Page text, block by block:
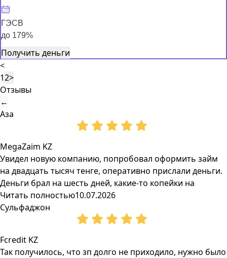
ГЭСВ
до 179%
Получить деньги
<
12>
Отзывы
←
Аза
MegaZaim KZ
Увидел новую компанию, попробовал оформить займ
на двадцать тысяч тенге, оперативно прислали деньги.
Деньги брал на шесть дней, какие-то копейки на
Читать полностью10.07.2026
Сульфаджон
Fcredit KZ
Так получилось, что зп долго не приходило, нужно было